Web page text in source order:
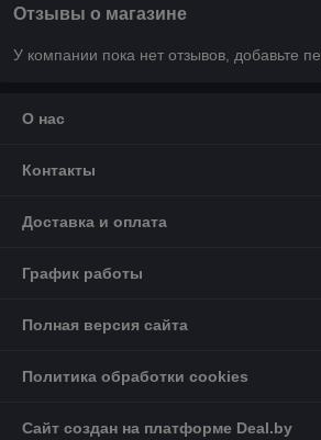
Отзывы о магазине
У компании пока нет отзывов, добавьте
О нас
Контакты
Доставка и оплата
График работы
Полная версия сайта
Политика обработки cookies
Сайт создан на платформе Deal.by